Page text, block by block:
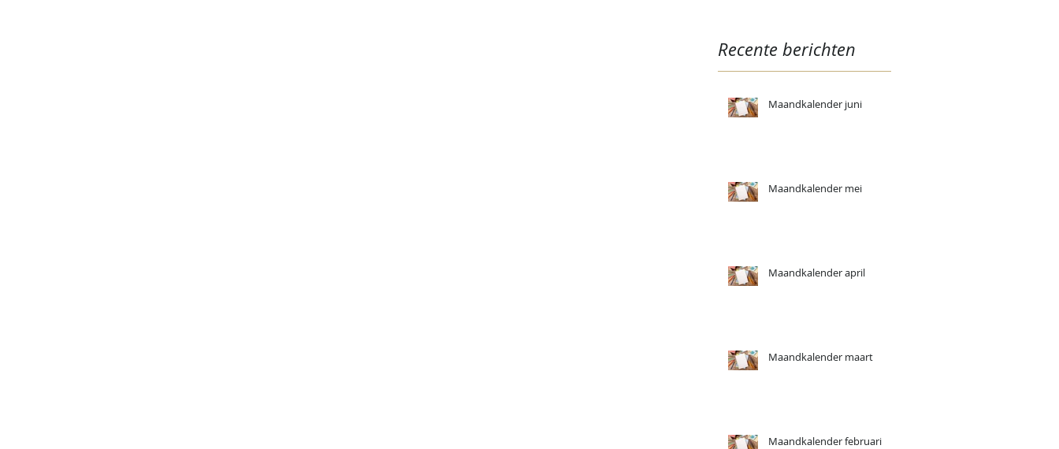
Recente berichten
Maandkalender juni
Maandkalender mei
Maandkalender april
Maandkalender maart
Maandkalender februari